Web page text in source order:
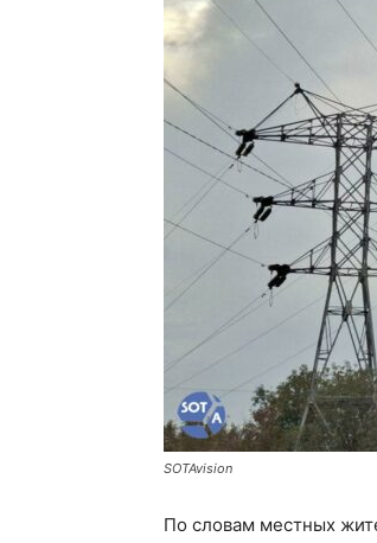
SOTAvision
По словам местных